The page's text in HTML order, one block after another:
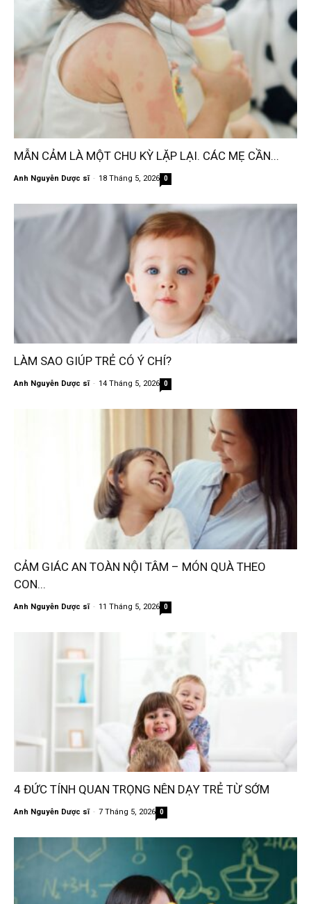
MẪN CẢM LÀ MỘT CHU KỲ LẶP LẠI. CÁC MẸ CẦN...
Anh Nguyễn Dược sĩ - 18 Tháng 5, 2026 0
LÀM SAO GIÚP TRẺ CÓ Ý CHÍ?
Anh Nguyễn Dược sĩ - 14 Tháng 5, 2026 0
CẢM GIÁC AN TOÀN NỘI TÂM – MÓN QUÀ THEO
CON...
Anh Nguyễn Dược sĩ - 11 Tháng 5, 2026 0
4 ĐỨC TÍNH QUAN TRỌNG NÊN DẠY TRẺ TỪ SỚM
Anh Nguyễn Dược sĩ - 7 Tháng 5, 2026 0